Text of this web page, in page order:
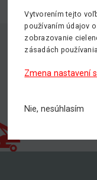
Vytvorením tejto
používaním údajov
zobrazovanie
zásadách
Zmena nastavení
Nie, nesúhlasím